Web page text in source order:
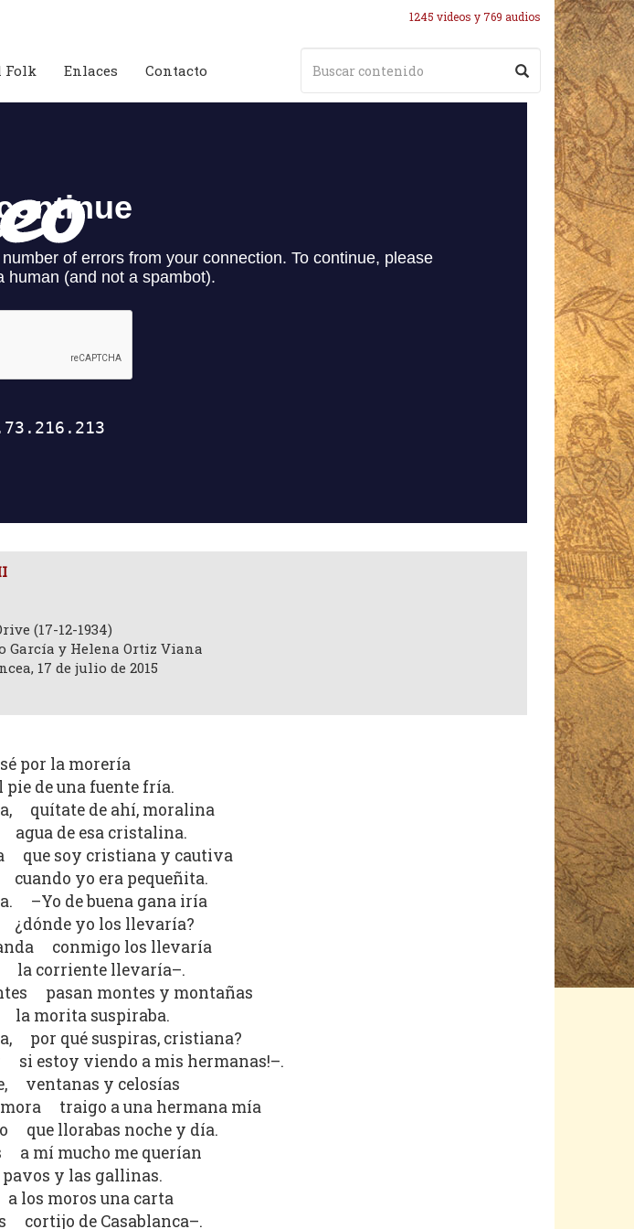
1245 videos y 769 audios
Folk Enlaces Contacto
(17-12-1934)
García y Helena Ortiz Viana
17 de julio de 2015
por la morería
de una fuente fría.
quítate de ahí, moralina
agua de esa cristalina.
que soy cristiana y cautiva
yo era pequeñita.
–Yo de buena gana iría
¿dónde yo los llevaría?
conmigo los llevaría
la corriente llevaría–.
pasan montes y montañas
la morita suspiraba.
por qué suspiras, cristiana?
si estoy viendo a mis hermanas!–.
ventanas y celosías
mora traigo a una hermana mía
que llorabas noche y día.
a mí mucho me querían
y las gallinas.
los moros una carta
cortijo de Casablanca–.